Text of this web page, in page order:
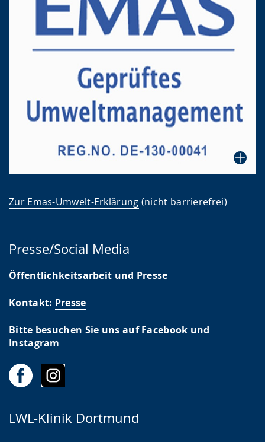
Zur Emas-Umwelt-Erklärung (nicht barrierefrei)
Presse/Social Media
Öffentlichkeitsarbeit und Presse
Kontakt: Presse
Bitte besuchen Sie uns auf Facebook und
Instagram
LWL-Klinik Dortmund